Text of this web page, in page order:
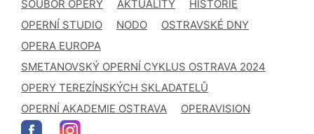
SOUBOR OPERY
AKTUALITY
HISTORIE
OPERNÍ STUDIO
NODO
OSTRAVSKÉ DNY
OPERA EUROPA
SMETANOVSKÝ OPERNÍ CYKLUS OSTRAVA 2024
OPERY TEREZÍNSKÝCH SKLADATELŮ
OPERNÍ AKADEMIE OSTRAVA
OPERAVISION